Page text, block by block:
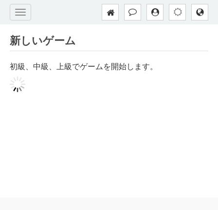
新しいゲーム
初級、中級、上級でゲームを開始します。